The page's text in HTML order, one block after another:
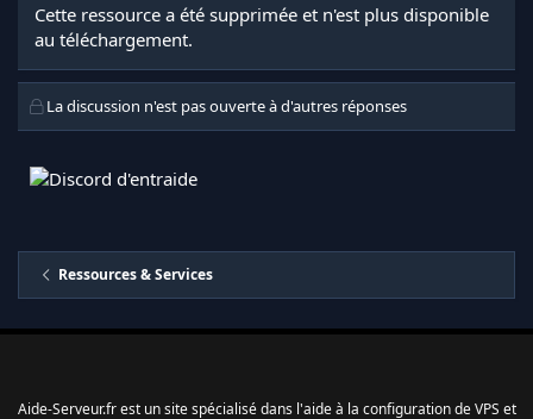
Cette ressource a été supprimée et n'est plus disponible
au téléchargement.
La discussion n'est pas ouverte à d'autres réponses
Ressources & Services
Aide-Serveur.fr est un site spécialisé dans l'aide à la configuration de VPS et